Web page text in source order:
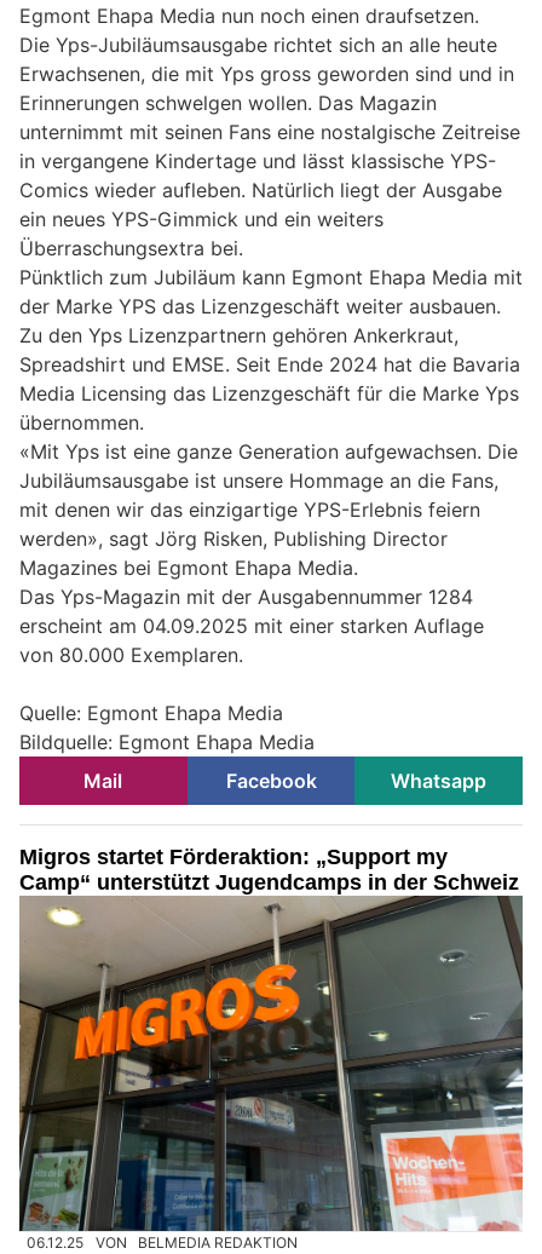
Egmont Ehapa Media nun noch einen draufsetzen.
Die Yps-Jubiläumsausgabe richtet sich an alle heute
Erwachsenen, die mit Yps gross geworden sind und in
Erinnerungen schwelgen wollen. Das Magazin
unternimmt mit seinen Fans eine nostalgische Zeitreise
in vergangene Kindertage und lässt klassische YPS-
Comics wieder aufleben. Natürlich liegt der Ausgabe
ein neues YPS-Gimmick und ein weiters
Überraschungsextra bei.
Pünktlich zum Jubiläum kann Egmont Ehapa Media mit
der Marke YPS das Lizenzgeschäft weiter ausbauen.
Zu den Yps Lizenzpartnern gehören Ankerkraut,
Spreadshirt und EMSE. Seit Ende 2024 hat die Bavaria
Media Licensing das Lizenzgeschäft für die Marke Yps
übernommen.
«Mit Yps ist eine ganze Generation aufgewachsen. Die
Jubiläumsausgabe ist unsere Hommage an die Fans,
mit denen wir das einzigartige YPS-Erlebnis feiern
werden», sagt Jörg Risken, Publishing Director
Magazines bei Egmont Ehapa Media.
Das Yps-Magazin mit der Ausgabennummer 1284
erscheint am 04.09.2025 mit einer starken Auflage
von 80.000 Exemplaren.
Quelle: Egmont Ehapa Media
Bildquelle: Egmont Ehapa Media
Mail
Facebook Whatsapp
Migros startet Förderaktion: „Support my
Camp“ unterstützt Jugendcamps in der Schweiz
06.12.25 VON BELMEDIA REDAKTION